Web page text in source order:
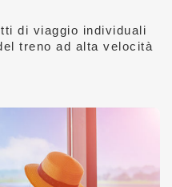
di viaggio individuali
treno ad alta velocità